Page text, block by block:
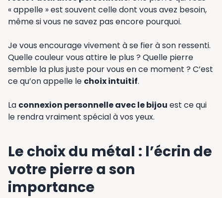
« appelle » est souvent celle dont vous avez besoin,
même si vous ne savez pas encore pourquoi.
Je vous encourage vivement à se fier à son ressenti.
Quelle couleur vous attire le plus ? Quelle pierre
semble la plus juste pour vous en ce moment ? C’est
ce qu’on appelle le choix intuitif.
La connexion personnelle avec le bijou est ce qui
le rendra vraiment spécial à vos yeux.
Le choix du métal : l’écrin de
votre pierre a son
importance